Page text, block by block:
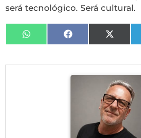
será tecnológico. Será cultural.
Compartir
en
Compartir
en
en